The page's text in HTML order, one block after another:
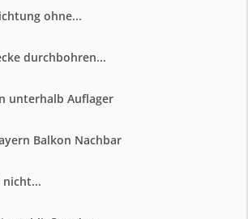
ohne...
durchbohren...
unterhalb Auflager
Balkon Nachbar